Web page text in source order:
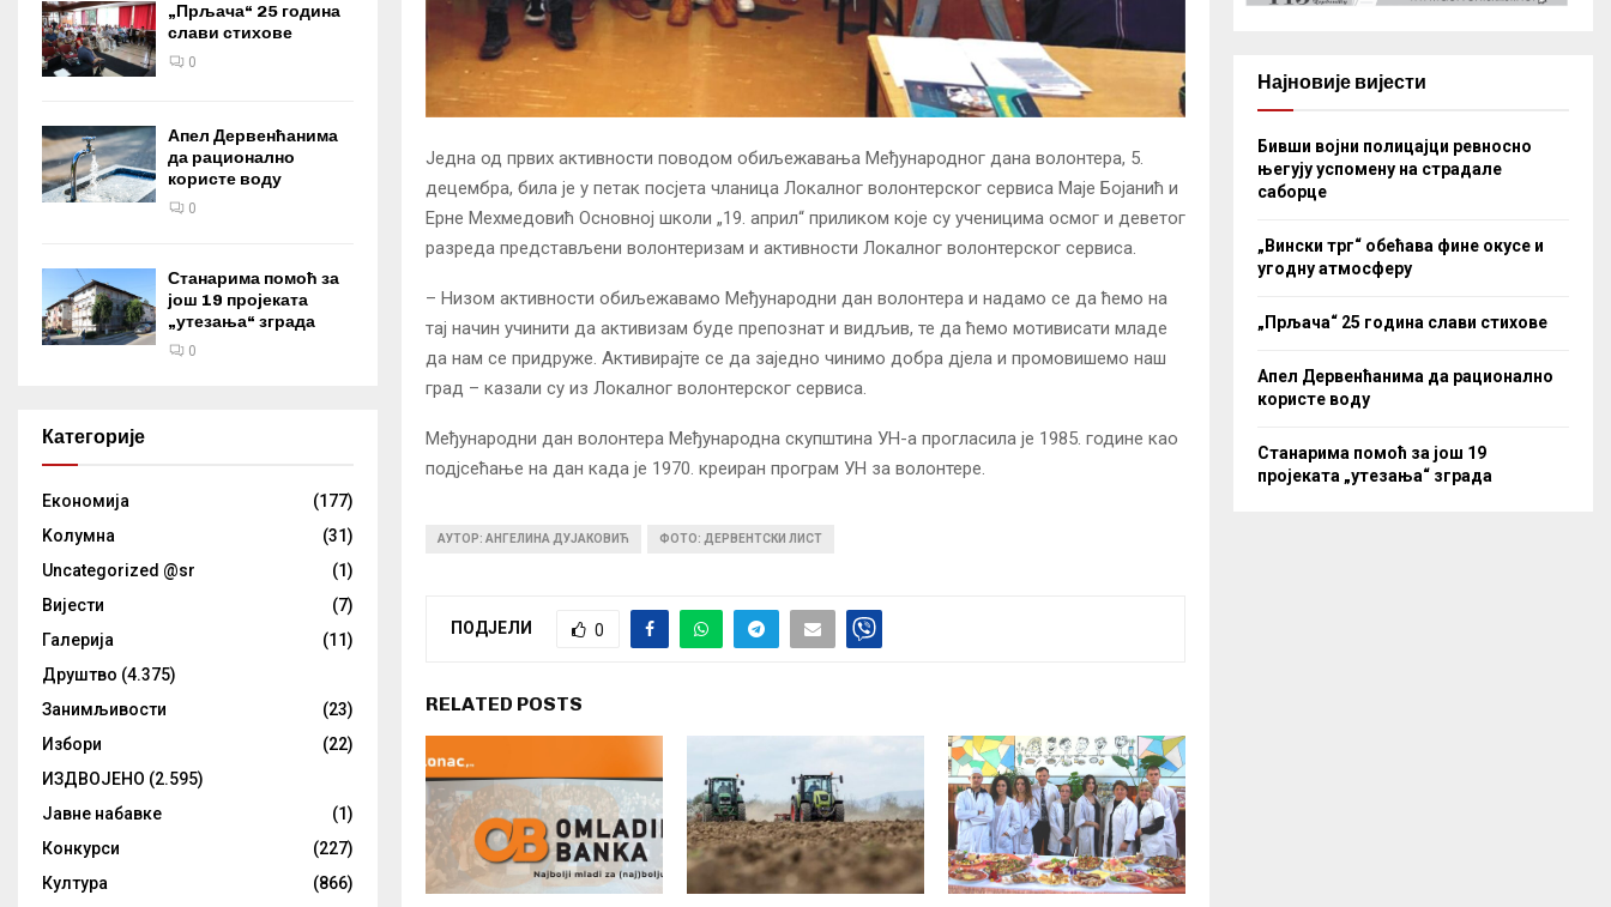
Једна од првих активности поводом обиљежавања Међународног дана волонтера, 5.
децембра, била је у петак посјета чланица Локалног волонтерског сервиса Маје Бојанић и
Ерне Мехмедовић Основној школи „19. април“ приликом које су ученицима осмог и деветог
разреда представљени волонтеризам и активности Локалног волонтерског сервиса.
– Низом активности обиљежавамо Међународни дан волонтера и надамо се да ћемо на
тај начин учинити да активизам буде препознат и видљив, те да ћемо мотивисати младе
да нам се придруже. Активирајте се да заједно чинимо добра дјела и промовишемо наш
град – казали су из Локалног волонтерског сервиса.
Међународни дан волонтера Међународна скупштина УН-а прогласила је 1985. године као
подјсећање на дан када је 1970. креиран програм УН за волонтере.
АУТОР: АНГЕЛИНА ДУЈАКОВИЋ ФОТО: ДЕРВЕНТСКИ ЛИСТ
ПОДЈЕЛИ 0
RELATED POSTS
„Прљача“ 25 година
слави стихове
0
Апел Дервенћанима
да рационално
користе воду
0
Станарима помоћ за
још 19 пројеката
„утезања“ зграда
0
Категорије
Eкономија
(177)
Kолумнa
(31)
Uncategorized @sr
(1)
Вијести
(7)
Галерија
(11)
Друштво (4.375)
Занимљивости
(23)
Избори
(22)
ИЗДВОЈЕНО (2.595)
Јавне набавке
(1)
Конкурси
(227)
Култура
(866)
Најновије вијести
Бивши војни полицајци ревносно
његују успомену на страдале
саборце
„Вински трг“ обећава фине окусе и
угодну атмосферу
„Прљача“ 25 година слави стихове
Апел Дервенћанима да рационално
користе воду
Станарима помоћ за још 19
пројеката „утезања“ зграда